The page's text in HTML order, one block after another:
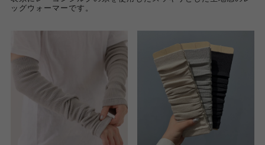
ッグウォーマーです。